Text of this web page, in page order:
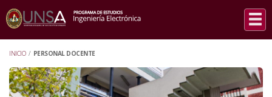
INICIO / PERSONAL DOCENTE